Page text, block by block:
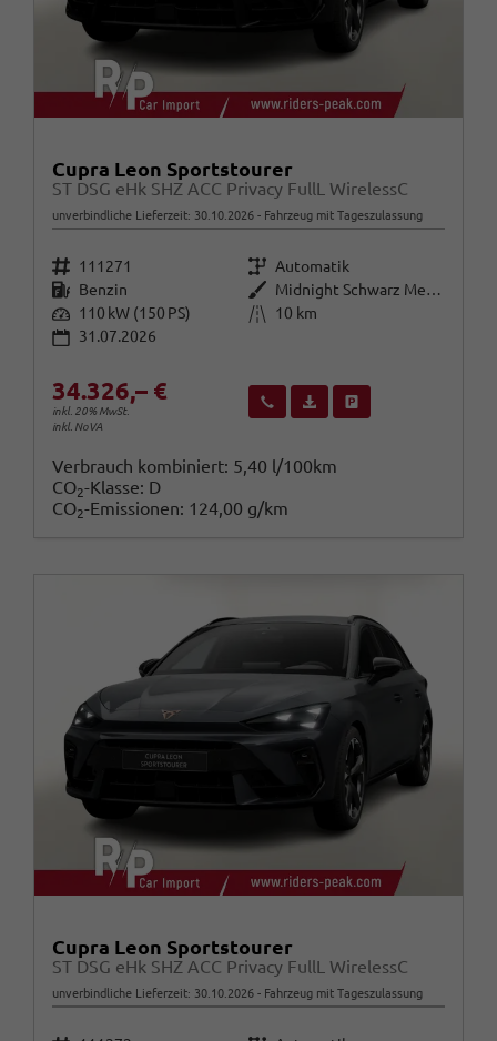
Cupra Leon Sportstourer
ST DSG eHk SHZ ACC Privacy FullL WirelessC
unverbindliche Lieferzeit: 30.10.2026 Fahrzeug mit Tageszulassung
Fahrzeugnr. 111271 Getriebe Automatik
Kraftstoff Benzin Außenfarbe
Midnight Schwarz Metallic
Leistung 110 kW (150 PS) Kilometerstand
10 km
31.07.2026
34.326,– €
inkl. 20% MwSt.
inkl. NoVA
Wir rufen Sie anFahrzeugexposé (PDF)
Verbrauch kombiniert: 5,40 l/100km
CO2-Klasse: D
CO2-Emissionen: 124,00 g/km
Cupra Leon Sportstourer
ST DSG eHk SHZ ACC Privacy FullL WirelessC
unverbindliche Lieferzeit: 30.10.2026 Fahrzeug mit Tageszulassung